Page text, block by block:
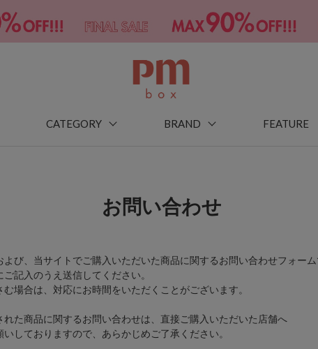
CATEGORY BRAND FEATURE
お問い合わせ
よび、当サイトでご購入いただいた商品に関するお問い合わせフォー
記入のうえ送信してください。
場合は、対応にお時間をいただくことがございます。
た商品に関するお問い合わせは、直接ご購入いただいた店舗へ
ておりますので、あらかじめご了承ください。